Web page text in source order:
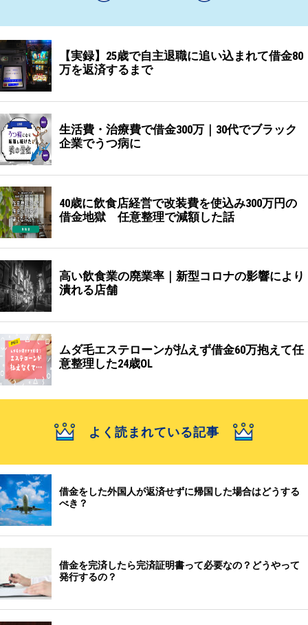
【実録】25歳で自主退職に追い込まれて借金80
万を返済するまで
生活費・治療費で借金300万｜30代でブラック
企業でうつ病に
40歳に飲食店経営で改装費を使込み300万円の
借金地獄 任意整理で減額した話
高い飲食業の廃業率｜新型コロナの影響により
潰れる店舗
ムダ毛エステローンが払えず借金60万抱えて任
意整理した24歳OL
よく読まれている記事